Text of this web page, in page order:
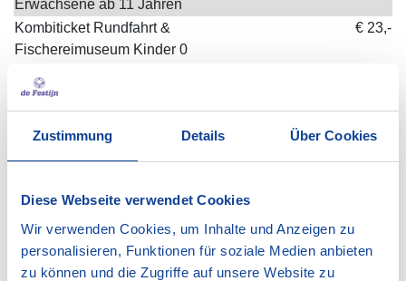
Zustimmung Details Über Cookies
Diese Webseite verwendet Cookies
Wir verwenden Cookies, um Inhalte und Anzeigen zu
personalisieren, Funktionen für soziale Medien anbieten
zu können und die Zugriffe auf unsere Website zu
Erwachsene ab 11 Jahren
Kombiticket Rundfahrt &
Fischereimuseum Kinder 0
€ 23,-
Verleih von Ferngläsern
Direkt online reservieren ▶​